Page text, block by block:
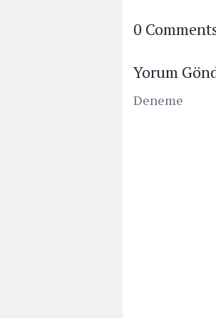
0
Yorum
Deneme